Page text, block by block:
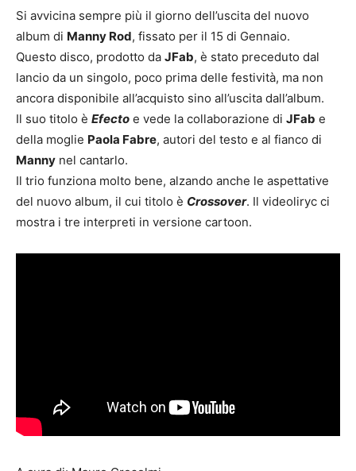
Si avvicina sempre più il giorno dell’uscita del nuovo
album di Manny Rod, fissato per il 15 di Gennaio.
Questo disco, prodotto da JFab, è stato preceduto dal
lancio da un singolo, poco prima delle festività, ma non
ancora disponibile all’acquisto sino all’uscita dall’album.
Il suo titolo è Efecto e vede la collaborazione di JFab e
della moglie Paola Fabre, autori del testo e al fianco di
Manny nel cantarlo.
Il trio funziona molto bene, alzando anche le aspettative
del nuovo album, il cui titolo è Crossover. Il videoliryc ci
mostra i tre interpreti in versione cartoon.